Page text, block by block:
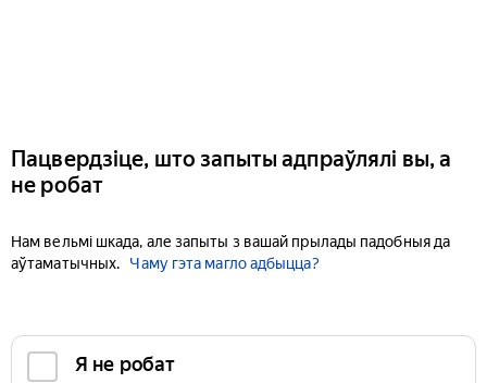
Пацвердзіце, што запыты адпраўлялі вы, а
не робат
Нам вельмі шкада, але запыты з вашай прылады падобныя да
аўтаматычных.
Чаму гэта магло адбыцца?
Я не робат